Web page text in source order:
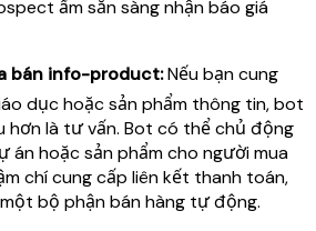
ấm sẵn sàng nhận báo giá
bán info-product:Nếu bạn cung
dục hoặc sản phẩm thông tin, bot
hơn là tư vấn. Bot có thể chủ động
án hoặc sản phẩm cho người mua
chí cung cấp liên kết thanh toán,
bộ phận bán hàng tự động.